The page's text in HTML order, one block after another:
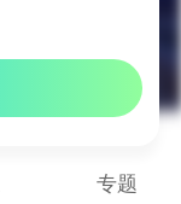
专题